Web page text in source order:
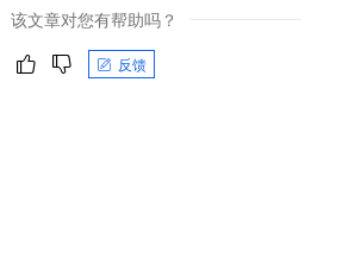
该文章对您有帮助吗？
反馈